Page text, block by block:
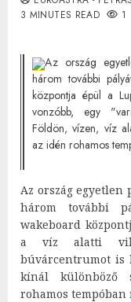
3 MINUTES READ
1
Az ország
három további
központja épül a
vonzóbb, egy
Földön, vízen, víz
az idén rohamos
Az ország egyetlen
három további
wakeboard
a víz alatti
búvárcentrumot is
kínál különböző
rohamos